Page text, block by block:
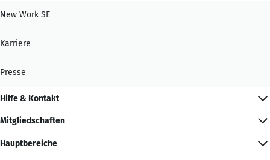
New Work SE
Karriere
Presse
Hilfe & Kontakt
Mitgliedschaften
Hauptbereiche